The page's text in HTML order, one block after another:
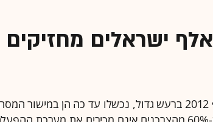
כישלון צורם: רק 30 אלף ישראלים
מכשירי הווינדוס פון, שהושקו בישראל בסוף 2012 ברעש גדול, נכשלו עד כה הן